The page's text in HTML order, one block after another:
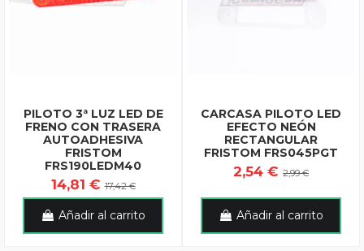
PILOTO 3ª LUZ LED DE
FRENO CON TRASERA
AUTOADHESIVA
FRISTOM
FRS190LEDM40
14,81 €17,42 €
Añadir al carrito
CARCASA PILOTO LED
EFECTO NEÓN
RECTANGULAR
FRISTOM FRS045PGT
2,54 € 2,99 €
Añadir al carrito